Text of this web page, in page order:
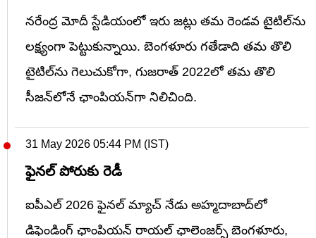
నరేంద్ర మోదీ స్టేడియంలో ఇరు జట్లు తమ రెండవ టైటిల్‌ను
లక్ష్యంగా పెట్టుకున్నాయి. బెంగళూరు గతేడాది తమ తొలి
టైటిల్‌ను గెలుచుకోగా, గుజరాత్ 2022లో తమ తొలి
సీజన్‌లోనే ఛాంపియన్‌గా నిలిచింది.
31 May 2026 05:44 PM (IST)
ఫైనల్ పోరుకు రెడీ
ఐపీఎల్ 2026 ఫైనల్ మ్యాచ్ నేడు అహ్మదాబాద్‌లో
డిఫెండింగ్ ఛాంపియన్ రాయల్ ఛాలెంజర్స్ బెంగళూరు,